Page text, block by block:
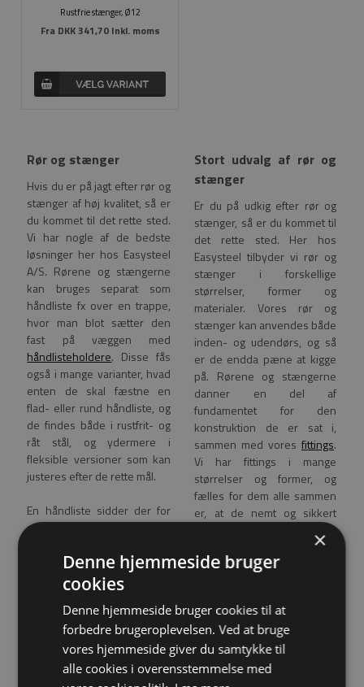
Rustfrie stænger, Ø12
Fra DKK 341,70 Inkl. moms
Rør og stænger
Hvis du er på jagt efter rør og
stænger af høj kvalitet, så er
du kommet til det rette sted.
Vi har nogle af de bedste
løsninger her hos Easysteel
A/S. Rørene og stængerne
kan bruges separat som
håndliste fx over en trappe,
hvor man blot sætter den
fast på væggen med
håndlisteholdere. Disse fås
også i mange varianter, hvad
enten de skal fæstne en
flad- eller rund håndliste, og
de findes både i rustfrit- og
råt stål, og ydermere i
fleksible versioner som kan
justeres efter de rette mål.
En håndliste sidder der for
sikkerhedens skyld, så de
brugt til formålet, er nødt til at
være stærke, så de kan
holde til en evt. belastning
hvor der gribes fat, hvis man
er ved at snuble på trappen.
Her hos Easysteel leverer vi
kun de bedste materialer,
som vi altid kan stå inde for.
Stort udvalg af rør og
stænger
Er du på udkig efter rør og
stænger, så er du kommet til
det rette sted. Her hos
Easysteel tilbyder vi rør og
stænger i forskellige
størrelser, former og
materialer. Vores rør og
stænger kan anvendes både
inden- og udendørs, og så
er de endda pæne at kigge
på. Rørene og stængerne
danner en del af
fundamentet for den
konstruktion de er sat i,
sammen med voresfittings.
Vi har fittings i mange
størrelser og former, og
fælles for dem alle sammen
er, at de nemt og sikkert
fastgøre rør, stænger,
håndlister og gelændere.
kvalitetsprodukter der lever
op til dine forventninger, og
en god service med
ovenikøbet. Kontakt os og
×
Denne hjemmeside bruger
cookies
Denne hjemmeside bruger cookies til at
forbedre brugeroplevelsen. Ved at bruge
vores hjemmeside giver du samtykke til
alle cookies i overensstemmelse med